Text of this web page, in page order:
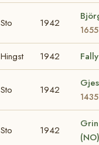
Sto 1942
Hingst 1942 Fally
Sto 1942
Sto 1942